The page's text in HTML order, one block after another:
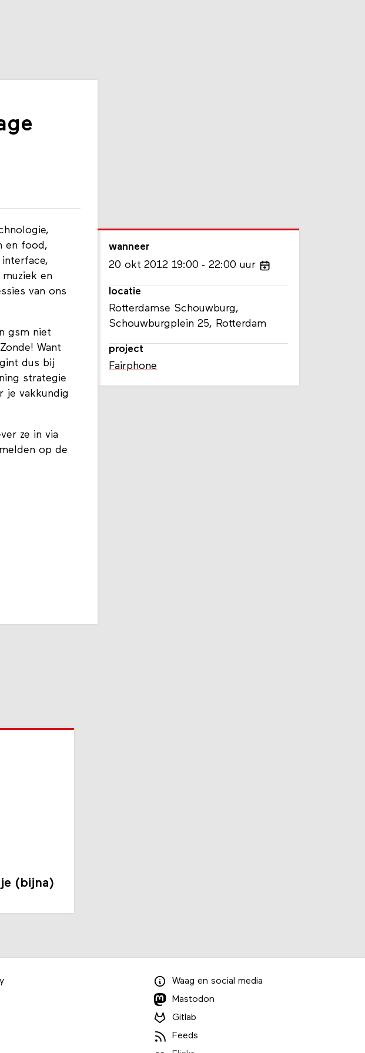
en food,
en
van ons
gsm niet
Want
dus bij
strategie
je vakkundig
ze in via
op de
wanneer
20 okt 2012 19:00 22:00 uur
locatie
Rotterdamse Schouwburg,
Schouwburgplein 25, Rotterdam
project
Fairphone
(bijna)
Waag en social media
Mastodon
Gitlab
Feeds